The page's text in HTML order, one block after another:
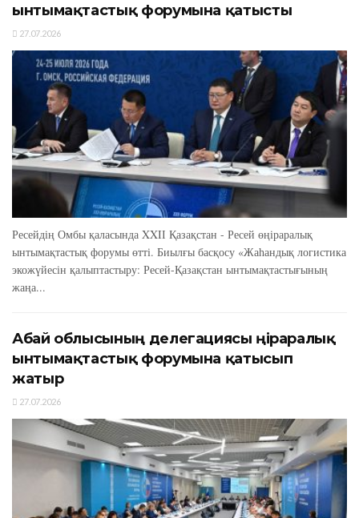
ынтымақтастық форумына қатысты
27.07.2026
Ресейдің Омбы қаласында XXIІ Қазақстан - Ресей өңіраралық
ынтымақтастық форумы өтті. Биылғы басқосу «Жаһандық логистика
экожүйесін қалыптастыру: Ресей-Қазақстан ынтымақтастығының
жаңа...
Абай облысының делегациясы өңіраралық
ынтымақтастық форумына қатысып
жатыр
27.07.2026